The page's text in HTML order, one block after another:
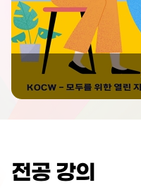
전공 강의